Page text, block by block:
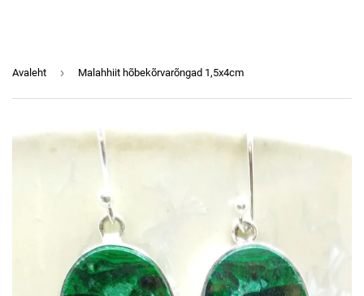
Avaleht › Malahhiit hõbekõrvarõngad 1,5x4cm